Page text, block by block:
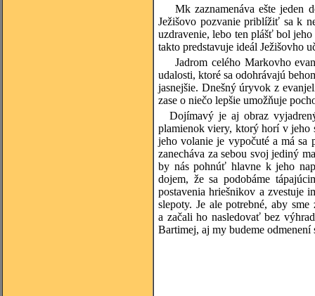
Mk zaznamenáva ešte jeden
Ježišovo pozvanie priblížiť sa k
uzdravenie, lebo ten plášť bol
takto predstavuje ideál Ježišovho
Jadrom celého Markovho
udalosti, ktoré sa odohrávajú
jasnejšie. Dnešný úryvok z
zase o niečo lepšie umožňuje
Dojímavý je aj obraz
plamienok viery, ktorý horí v jeho
jeho volanie je vypočuté a má sa
zanecháva za sebou svoj jediný
by nás pohnúť hlavne k jeho
dojem, že sa podobáme
postavenia hriešnikov a zvestuje
slepoty. Je ale potrebné, aby
a začali ho nasledovať bez
Bartimej, aj my budeme odmenení